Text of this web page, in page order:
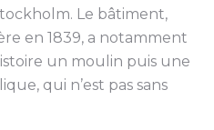
Le bâtiment,
en 1839, a notamment
un moulin puis une
qui n’est pas sans